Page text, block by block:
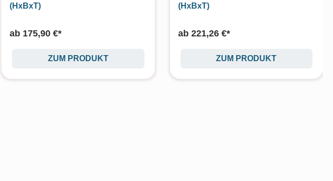
(HxBxT)
ab 175,90 €*
ZUM PRODUKT
(HxBxT)
ab 221,26 €*
ZUM PRODUKT